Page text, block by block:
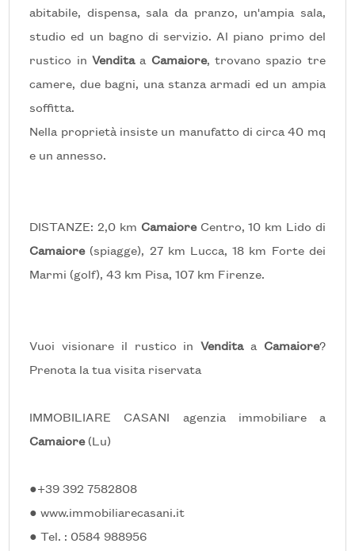
abitabile, dispensa, sala da pranzo, un'ampia sala,
studio ed un bagno di servizio. Al piano primo del
rustico in Venditaa Camaiore, trovano spazio tre
camere, due bagni, una stanza armadi ed un ampia
soffitta.
Nella proprietà insiste un manufatto di circa 40 mq
e un annesso.
DISTANZE: 2,0 km CamaioreCentro, 10 km Lido di
Camaiore(spiagge), 27 km Lucca, 18 km Forte dei
Marmi (golf), 43 km Pisa, 107 km Firenze.
Vuoi visionare il rustico inVenditaa Camaiore?
Prenota la tua visita riservata
IMMOBILIARE CASANI agenzia immobiliare a
Camaiore(Lu)
●+39 392 7582808
● www.immobiliarecasani.it
● Tel. : 0584 988956
Qualsiasi
Bagni
2